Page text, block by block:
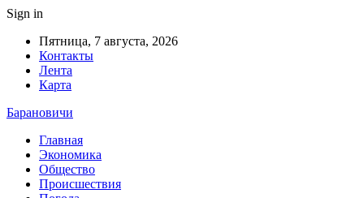
Sign in
Пятница, 7 августа, 2026
Контакты
Лента
Карта
Барановичи
Главная
Экономика
Общество
Происшествия